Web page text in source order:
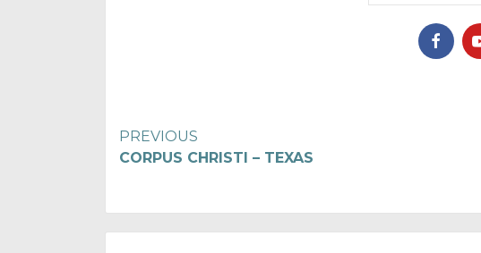
Continue
PREVIOUS
CORPUS CHRISTI – TEXAS